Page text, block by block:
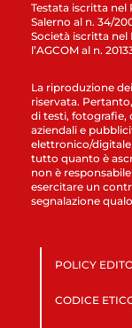
Testata iscritta nel
Salerno al n. 34/
Società iscritta nel
l’AGCOM al n.
La riproduzione
riservata.
di testi, fotografie,
aziendali e
elettronico/
tutto quanto è
non è
esercitare un
segnalazione
POLICY
CODICE